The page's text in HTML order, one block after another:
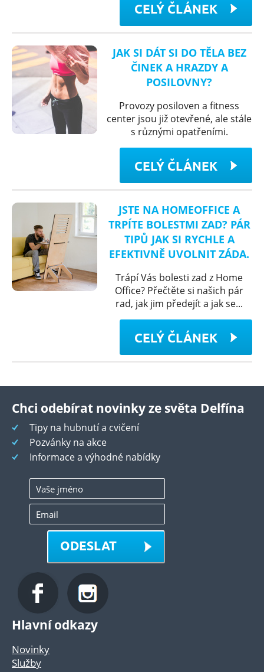
CELÝ ČLÁNEK
JAK SI DÁT SI DO TĚLA BEZ
ČINEK A HRAZDY A
POSILOVNY?
Provozy posiloven a fitness
center jsou již otevřené, ale stále
s různými opatřeními.
CELÝ ČLÁNEK
JSTE NA HOMEOFFICE A
TRPÍTE BOLESTMI ZAD? PÁR
TIPŮ JAK SI RYCHLE A
EFEKTIVNĚ UVOLNIT ZÁDA.
Trápí Vás bolesti zad z Home
Office? Přečtěte si našich pár
rad, jak jim předejít a jak se...
CELÝ ČLÁNEK
Chci odebírat novinky ze světa Delfína
Tipy na hubnutí a cvičení
Pozvánky na akce
Informace a výhodné nabídky
ODESLAT
Hlavní odkazy
Novinky
Služby